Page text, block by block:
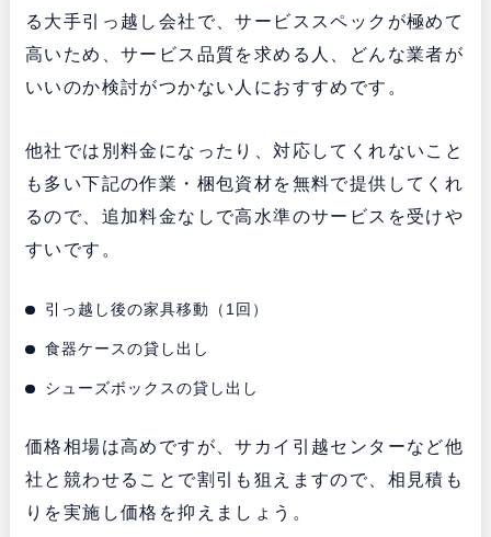
る大手引っ越し会社で、サービススペックが極めて
高いため、サービス品質を求める人、どんな業者が
いいのか検討がつかない人におすすめです。
他社では別料金になったり、対応してくれないこと
も多い下記の作業・梱包資材を無料で提供してくれ
るので、追加料金なしで高水準のサービスを受けや
すいです。
引っ越し後の家具移動（1回）
食器ケースの貸し出し
シューズボックスの貸し出し
価格相場は高めですが、サカイ引越センターなど他
社と競わせることで割引も狙えますので、相見積も
りを実施し価格を抑えましょう。